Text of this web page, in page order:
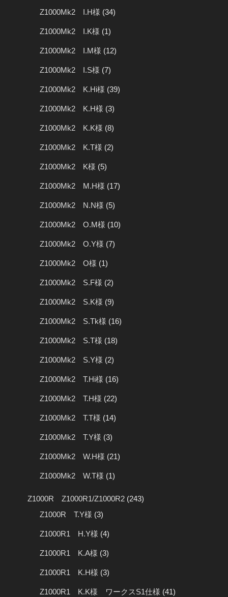
Z1000Mk2 I.H様 (34)
Z1000Mk2 I.K様 (1)
Z1000Mk2 I.M様 (12)
Z1000Mk2 I.S様 (7)
Z1000Mk2 K.Hi様 (39)
Z1000Mk2 K.H様 (3)
Z1000Mk2 K.K様 (8)
Z1000Mk2 K.T様 (2)
Z1000Mk2 K様 (5)
Z1000Mk2 M.H様 (17)
Z1000Mk2 N.N様 (5)
Z1000Mk2 O.M様 (10)
Z1000Mk2 O.Y様 (7)
Z1000Mk2 O様 (1)
Z1000Mk2 S.F様 (2)
Z1000Mk2 S.K様 (9)
Z1000Mk2 S.Tk様 (16)
Z1000Mk2 S.T様 (18)
Z1000Mk2 S.Y様 (2)
Z1000Mk2 T.Hi様 (16)
Z1000Mk2 T.H様 (22)
Z1000Mk2 T.T様 (14)
Z1000Mk2 T.Y様 (3)
Z1000Mk2 W.H様 (21)
Z1000Mk2 W.T様 (1)
Z1000R Z1000R1/Z1000R2 (243)
Z1000R T.Y様 (3)
Z1000R1 H.Y様 (4)
Z1000R1 K.A様 (3)
Z1000R1 K.H様 (3)
Z1000R1 K.K様 ワークスS1仕様 (41)